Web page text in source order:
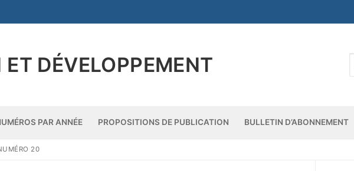
ET DÉVELOPPEMENT
:
PAR ANNÉE PROPOSITIONS DE PUBLICATION BULLETIN D’ABONNEMENT
20